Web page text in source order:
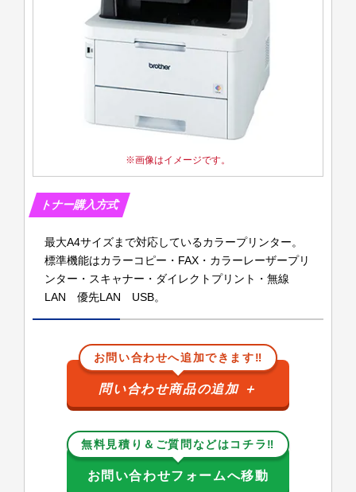
画像はイメージです。
最大A4サイズまで対応しているカラープリンター。
標準機能はカラーコピー・FAX・カラーレーザープリ
ンター・スキャナー・ダイレクトプリント・無線
LAN 優先LAN USB。
お問い合わせへ追加できます‼
問い合わせ商品の追加 ＋
無料見積り＆ご質問などはコチラ‼
お問い合わせフォームへ移動